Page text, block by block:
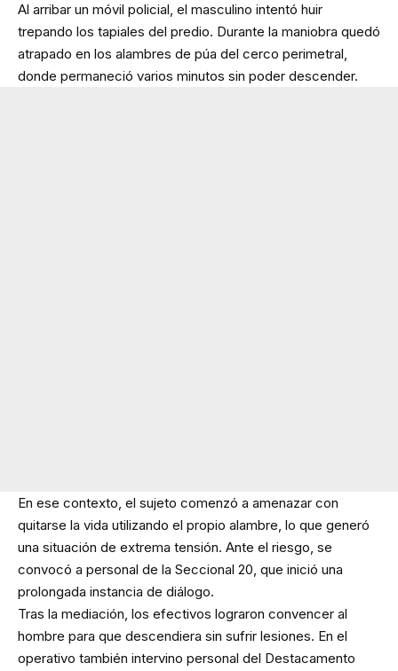
Al arribar un móvil policial, el masculino intentó huir
trepando los tapiales del predio. Durante la maniobra quedó
atrapado en los alambres de púa del cerco perimetral,
donde permaneció varios minutos sin poder descender.
En ese contexto, el sujeto comenzó a amenazar con
quitarse la vida utilizando el propio alambre, lo que generó
una situación de extrema tensión. Ante el riesgo, se
convocó a personal de la Seccional 20, que inició una
prolongada instancia de diálogo.
Tras la mediación, los efectivos lograron convencer al
hombre para que descendiera sin sufrir lesiones. En el
operativo también intervino personal del Destacamento